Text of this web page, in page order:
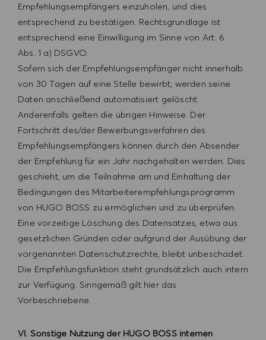
Empfehlungsempfängers einzuholen, und dies
entsprechend zu bestätigen. Rechtsgrundlage ist
entsprechend eine Einwilligung im Sinne von Art. 6
Abs. 1 a) DSGVO.
Sofern sich der Empfehlungsempfänger nicht innerhalb
von 30 Tagen auf eine Stelle bewirbt, werden seine
Daten anschließend automatisiert gelöscht.
Anderenfalls gelten die übrigen Hinweise. Der
Fortschritt des/der Bewerbungsverfahren des
Empfehlungsempfängers können durch den Absender
der Empfehlung für ein Jahr nachgehalten werden. Dies
geschieht, um die Teilnahme am und Einhaltung der
Bedingungen des Mitarbeiterempfehlungsprogramm
von HUGO BOSS zu ermöglichen und zu überprüfen.
Eine vorzeitige Löschung des Datensatzes, etwa aus
gesetzlichen Gründen oder aufgrund der Ausübung der
vorgenannten Datenschutzrechte, bleibt unbeschadet.
Die Empfehlungsfunktion steht grundsätzlich auch intern
zur Verfügung. Sinngemäß gilt hier das
Vorbeschriebene.
VI. Sonstige Nutzung der HUGO BOSS internen